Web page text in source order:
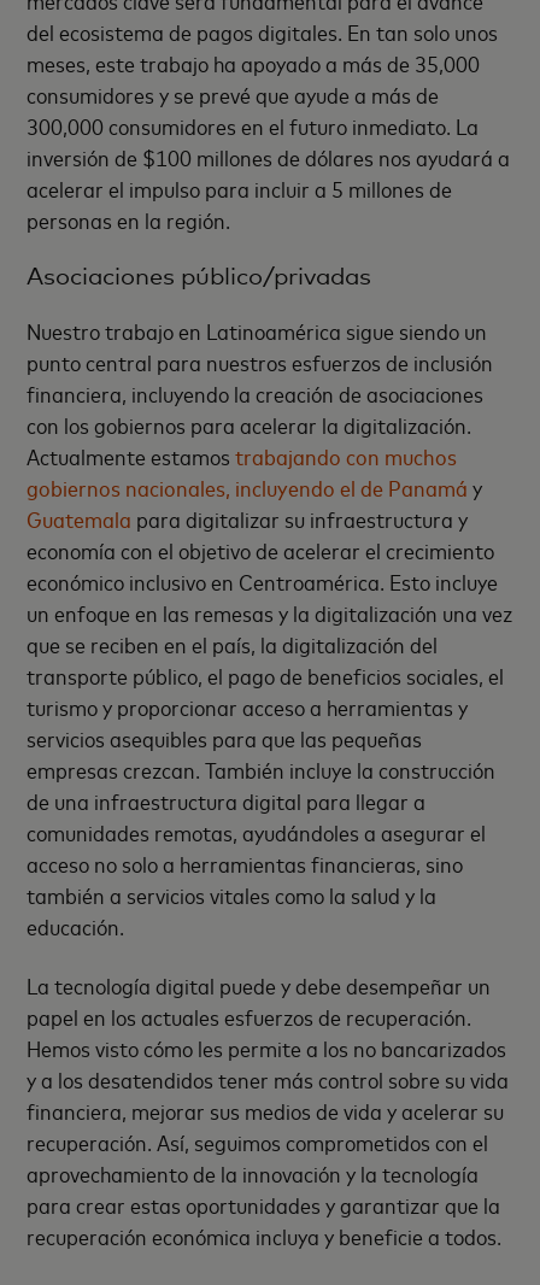
del ecosistema de pagos digitales. En tan solo unos
meses, este trabajo ha apoyado a más de 35,000
consumidores y se prevé que ayude a más de
300,000 consumidores en el futuro inmediato. La
inversión de $100 millones de dólares nos ayudará a
acelerar el impulso para incluir a 5 millones de
personas en la región.
Asociaciones público/privadas
Nuestro trabajo en Latinoamérica sigue siendo un
punto central para nuestros esfuerzos de inclusión
financiera, incluyendo la creación de asociaciones
con los gobiernos para acelerar la digitalización.
Actualmente estamostrabajando con muchos
gobiernos nacionales, incluyendo el de Panamá y
Guatemala para digitalizar su infraestructura y
economía con el objetivo de acelerar el crecimiento
económico inclusivo en Centroamérica. Esto incluye
un enfoque en las remesas y la digitalización una vez
que se reciben en el país, la digitalización del
transporte público, el pago de beneficios sociales, el
turismo y proporcionar acceso a herramientas y
servicios asequibles para que las pequeñas
empresas crezcan. También incluye la construcción
de una infraestructura digital para llegar a
comunidades remotas, ayudándoles a asegurar el
acceso no solo a herramientas financieras, sino
también a servicios vitales como la salud y la
educación.
La tecnología digital puede y debe desempeñar un
papel en los actuales esfuerzos de recuperación.
Hemos visto cómo les permite a los no bancarizados
y a los desatendidos tener más control sobre su vida
financiera, mejorar sus medios de vida y acelerar su
recuperación. Así, seguimos comprometidos con el
aprovechamiento de la innovación y la tecnología
para crear estas oportunidades y garantizar que la
recuperación económica incluya y beneficie a todos.